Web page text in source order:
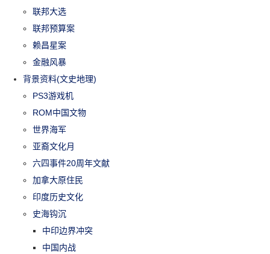
联邦大选
联邦预算案
赖昌星案
金融风暴
背景资料(文史地理)
PS3游戏机
ROM中国文物
世界海军
亚裔文化月
六四事件20周年文献
加拿大原住民
印度历史文化
史海钩沉
中印边界冲突
中国内战